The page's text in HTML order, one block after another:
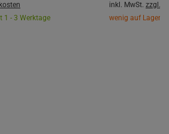
1 - 3 Werktage
inkl. MwSt. zzgl.
wenig auf Lager |